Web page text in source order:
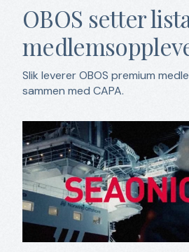
OBOS setter
Slik leverer OBOS premium
sammen med CAPA.